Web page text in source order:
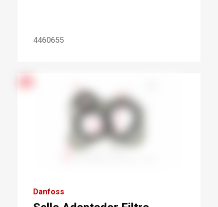
4460655
Danfoss